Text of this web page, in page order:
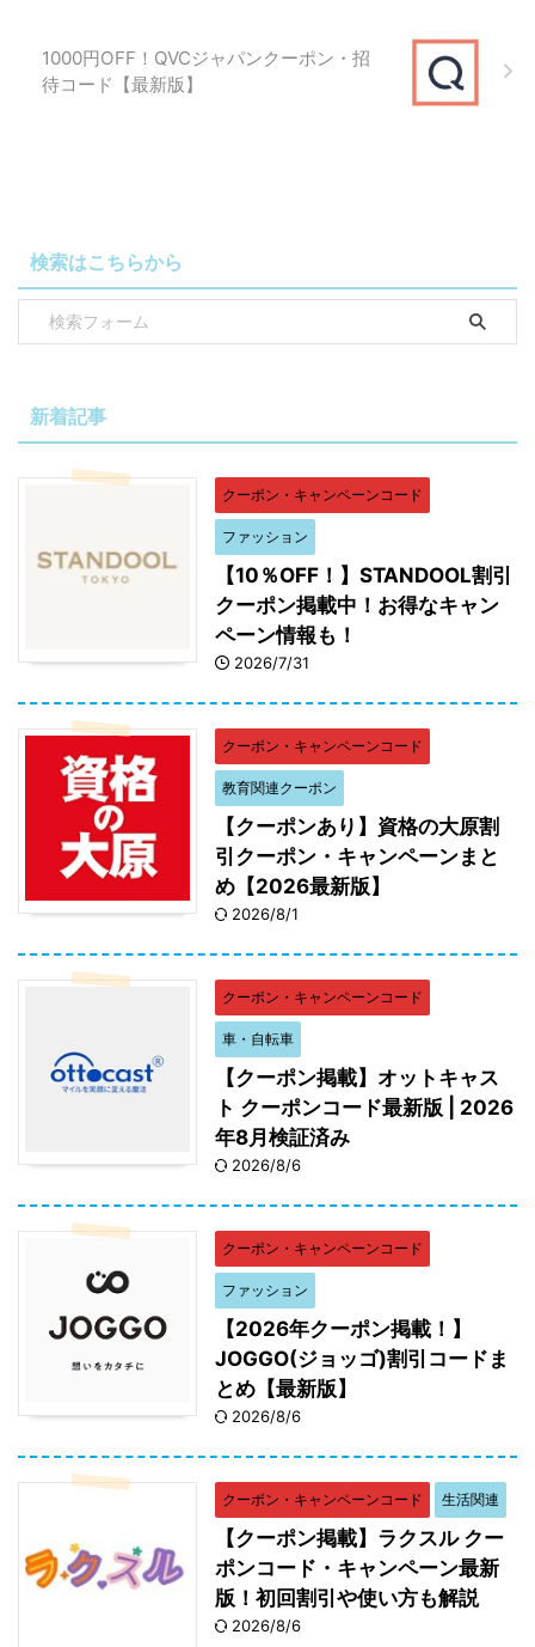
雀、 板前魂の琥珀、 板前魂の龍宮、 板前
魂の七福神、 板前魂の花籠（2個セッ
ト）、 板前魂の初夢（2個セット）、 板前
魂の松（2個セット）、 板前魂の天神（2
個セット）、ｍ、 板前魂の百福（2個セッ
引
マイおせち 優待割引一覧
マイおせちの購入合計金額（送料を除く）
5,000円～9,999円
200円割
引
マイおせちの購入合計金額（送料を除く）
マイおせちの購入合計金額（送料を除く）
15,000円～19,999円
マイおせちの購入合計金額（送料を除く）
20,000円～24,999円
800円割
引
マイおせちの購入合計金額（送料を除く）
特選商品 優待割引一覧
カット済 生ずわい蟹 0.8kg(800g×1パッ
ク)、 カット済 ボイルずわい蟹
1.6kg（800g×2パック）、 黒毛和牛 肩ロ
ーススライス すき焼き用 500g、 ロースト
毛和牛 サーロインステーキ 200g×2枚、
やまやの博多もつ鍋セット、 合鴨鍋セッ
ト、 のどぐろ炙り刺し・しゃぶしゃぶセッ
ト
200円割
引
カット済 ボイルたらば蟹 0.8kg(800g×1パ
ック)、 カット済 生ずわい蟹
1.6kg(800g×2パック)］、 生ずわい蟹 しゃ
特選セット 1kg、 黒毛和牛 肩ローススライ
ス すき焼き用 800g、 ローストビーフ
1kg、 黒毛和牛 サーロインステーキ
200g×3枚、 黒毛和牛 サーロインステーキ
200g×4枚、 とらふぐセット、 天然クエ鍋
セット
300円
1000円OFF！QVCジャパンクーポン・招
待コード【最新版】
検索はこちらから
新着記事
クーポン・キャンペーンコード
ファッション
【10％OFF！】STANDOOL割引
クーポン掲載中！お得なキャン
ペーン情報も！
2026/7/31
クーポン・キャンペーンコード
教育関連クーポン
【クーポンあり】資格の大原割
引クーポン・キャンペーンまと
め【2026最新版】
2026/8/1
クーポン・キャンペーンコード
車・自転車
【クーポン掲載】オットキャス
ト クーポンコード最新版 | 2026
年8月検証済み
2026/8/6
クーポン・キャンペーンコード
ファッション
【2026年クーポン掲載！】
JOGGO(ジョッゴ)割引コードま
とめ【最新版】
2026/8/6
クーポン・キャンペーンコード 生活関連
【クーポン掲載】ラクスル クー
ポンコード・キャンペーン最新
版！初回割引や使い方も解説
2026/8/6